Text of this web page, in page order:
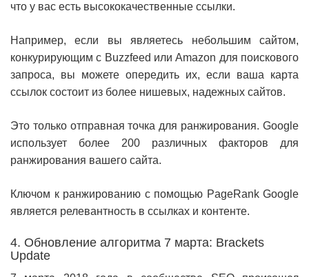
что у вас есть высококачественные ссылки.
Например, если вы являетесь небольшим сайтом,
конкурирующим с Buzzfeed или Amazon для поискового
запроса, вы можете опередить их, если ваша карта
ссылок состоит из более нишевых, надежных сайтов.
Это только отправная точка для ранжирования. Google
использует более 200 различных факторов для
ранжирования вашего сайта.
Ключом к ранжированию с помощью PageRank Google
является релевантность в ссылках и контенте.
4. Обновление алгоритма 7 марта: Brackets
Update